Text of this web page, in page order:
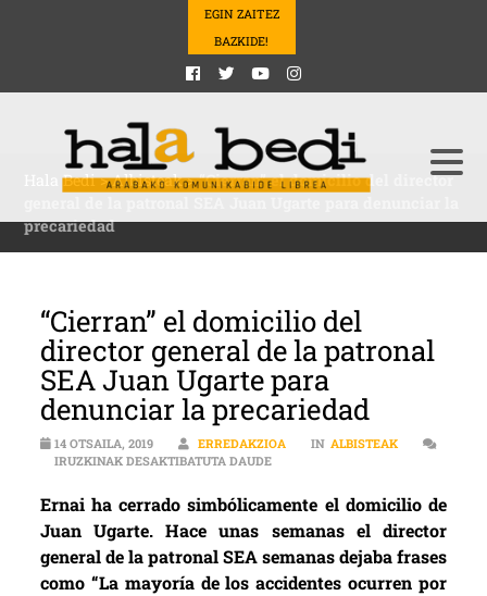
EGIN ZAITEZ
BAZKIDE!
Hala Bedi>Albisteak>“Cierran” el domicilio del director
precariedad
“Cierran” el domicilio del
director general de la patronal
SEA Juan Ugarte para
denunciar la precariedad
14 OTSAILA, 2019 ERREDAKZIOA IN ALBISTEAK
IRUZKINAK DESAKTIBATUTA DAUDE“CIERRAN” EL DOMICILIO DEL
Ernai ha cerrado simbólicamente el domicilio de
Juan Ugarte. Hace unas semanas el director
general de la patronal SEA semanas dejaba frases
como “La mayoría de los accidentes ocurren por